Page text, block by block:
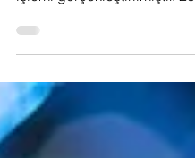
içinde Türkiye’de 233 satın
işlemi gerçekleştirilmiştir.